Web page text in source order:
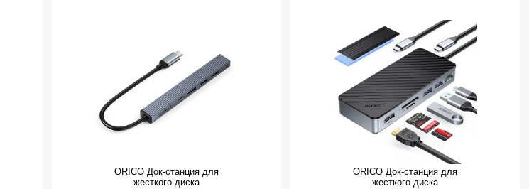
ORICO Док-станция для
жесткого диска
ORICO Док-станция для
жесткого диска